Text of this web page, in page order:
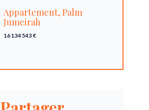
Appartement, Palm
Jumeirah
16 134 543 €